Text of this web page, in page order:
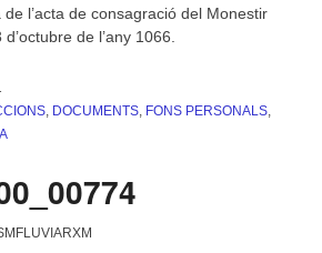
l’acta de consagració del Monestir
de l’any 1066.
DOCUMENTS FONS PERSONALS